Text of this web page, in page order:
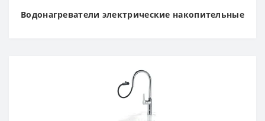
Водонагреватели электрические накопительные